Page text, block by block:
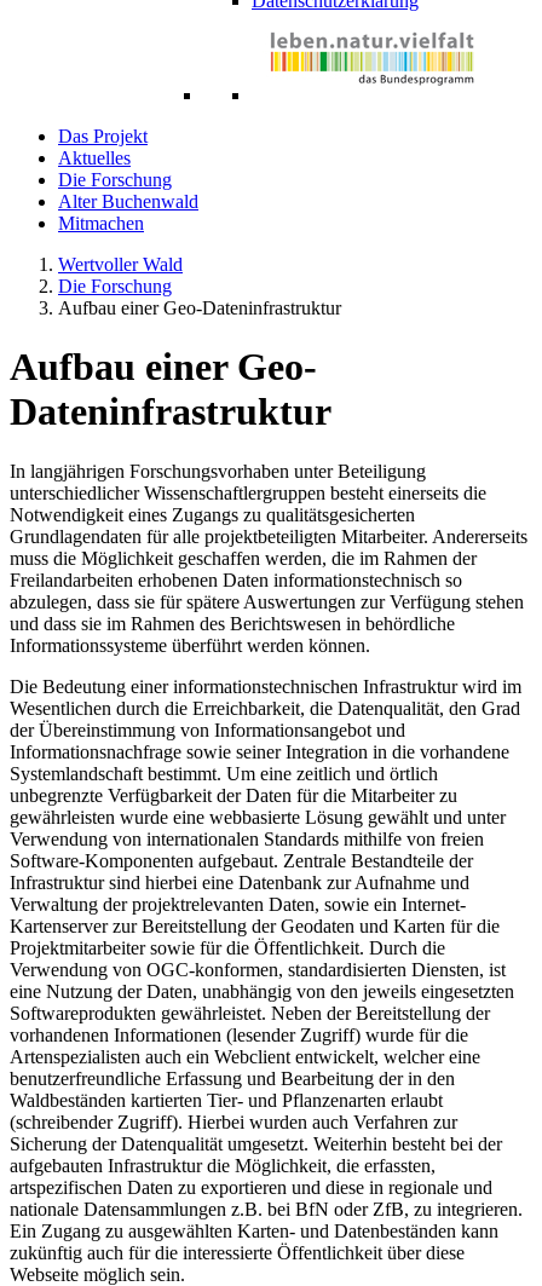
Das Projekt
Aktuelles
Die Forschung
Alter Buchenwald
Mitmachen
Wertvoller Wald
Die Forschung
Aufbau einer Geo-Dateninfrastruktur
Aufbau einer Geo-
Dateninfrastruktur
In langjährigen Forschungsvorhaben unter Beteiligung
unterschiedlicher Wissenschaftlergruppen besteht einerseits die
Notwendigkeit eines Zugangs zu qualitätsgesicherten
Grundlagendaten für alle projektbeteiligten Mitarbeiter. Andererseits
muss die Möglichkeit geschaffen werden, die im Rahmen der
Freilandarbeiten erhobenen Daten informationstechnisch so
abzulegen, dass sie für spätere Auswertungen zur Verfügung stehen
und dass sie im Rahmen des Berichtswesen in behördliche
Informationssysteme überführt werden können.
Die Bedeutung einer informationstechnischen Infrastruktur wird im
Wesentlichen durch die Erreichbarkeit, die Datenqualität, den Grad
der Übereinstimmung von Informationsangebot und
Informationsnachfrage sowie seiner Integration in die vorhandene
Systemlandschaft bestimmt. Um eine zeitlich und örtlich
unbegrenzte Verfügbarkeit der Daten für die Mitarbeiter zu
gewährleisten wurde eine webbasierte Lösung gewählt und unter
Verwendung von internationalen Standards mithilfe von freien
Software-Komponenten aufgebaut. Zentrale Bestandteile der
Infrastruktur sind hierbei eine Datenbank zur Aufnahme und
Verwaltung der projektrelevanten Daten, sowie ein Internet-
Kartenserver zur Bereitstellung der Geodaten und Karten für die
Projektmitarbeiter sowie für die Öffentlichkeit. Durch die
Verwendung von OGC-konformen, standardisierten Diensten, ist
eine Nutzung der Daten, unabhängig von den jeweils eingesetzten
Softwareprodukten gewährleistet. Neben der Bereitstellung der
vorhandenen Informationen (lesender Zugriff) wurde für die
Artenspezialisten auch ein Webclient entwickelt, welcher eine
benutzerfreundliche Erfassung und Bearbeitung der in den
Waldbeständen kartierten Tier- und Pflanzenarten erlaubt
(schreibender Zugriff). Hierbei wurden auch Verfahren zur
Sicherung der Datenqualität umgesetzt. Weiterhin besteht bei der
aufgebauten Infrastruktur die Möglichkeit, die erfassten,
artspezifischen Daten zu exportieren und diese in regionale und
nationale Datensammlungen z.B. bei BfN oder ZfB, zu integrieren.
Ein Zugang zu ausgewählten Karten- und Datenbeständen kann
zukünftig auch für die interessierte Öffentlichkeit über diese
Webseite möglich sein.